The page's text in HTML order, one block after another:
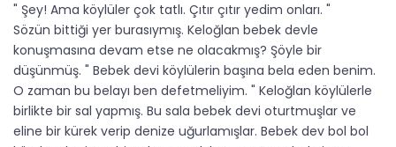
" Şey! Ama köylüler çok tatlı. Çıtır çıtır yedim onları. "
Sözün bittiği yer burasıymış. Keloğlan bebek devle
konuşmasına devam etse ne olacakmış? Şöyle bir
düşünmüş. " Bebek devi köylülerin başına bela eden benim.
O zaman bu belayı ben defetmeliyim. " Keloğlan köylülerle
birlikte bir sal yapmış. Bu sala bebek devi oturtmuşlar ve
eline bir kürek verip denize uğurlamışlar. Bebek dev bol bol